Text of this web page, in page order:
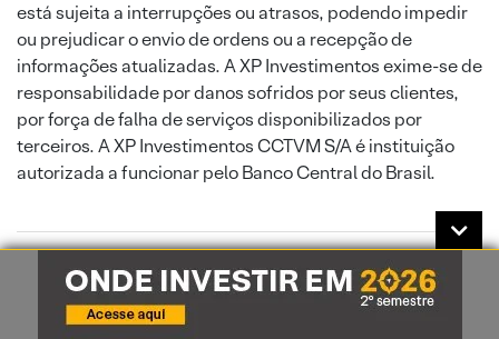
está sujeita a interrupções ou atrasos, podendo impedir
ou prejudicar o envio de ordens ou a recepção de
informações atualizadas. A XP Investimentos exime-se de
responsabilidade por danos sofridos por seus clientes,
por força de falha de serviços disponibilizados por
terceiros. A XP Investimentos CCTVM S/A é instituição
autorizada a funcionar pelo Banco Central do Brasil.